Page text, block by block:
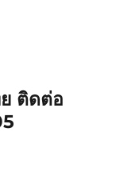
ติดต่อ